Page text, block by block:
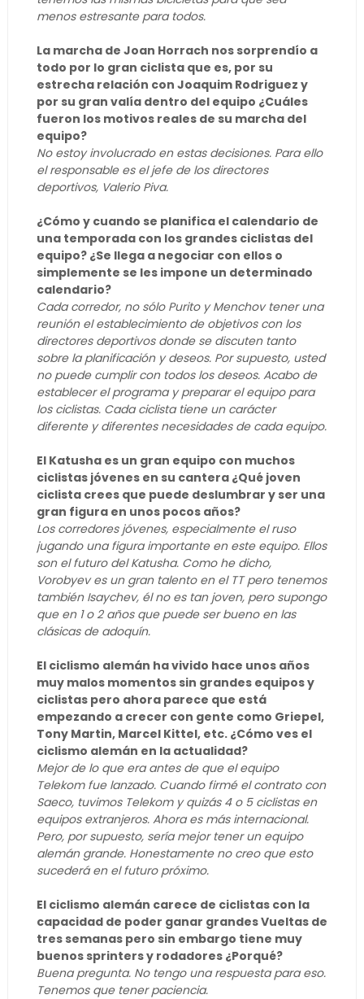
menos estresante para todos.
La marcha de Joan Horrach nos sorprendío a
todo por lo gran ciclista que es, por su
estrecha relación con Joaquim Rodriguez y
por su gran valía dentro del equipo ¿Cuáles
fueron los motivos reales de su marcha del
equipo?
No estoy involucrado en estas decisiones. Para ello
el responsable es el jefe de los directores
deportivos, Valerio Piva.
¿Cómo y cuando se planifica el calendario de
una temporada con los grandes ciclistas del
equipo? ¿Se llega a negociar con ellos o
simplemente se les impone un determinado
calendario?
Cada corredor, no sólo Purito y Menchov tener una
reunión el establecimiento de objetivos con los
directores deportivos donde se discuten tanto
sobre la planificación y deseos. Por supuesto, usted
no puede cumplir con todos los deseos. Acabo de
establecer el programa y preparar el equipo para
los ciclistas. Cada ciclista tiene un carácter
diferente y diferentes necesidades de cada equipo.
El Katusha es un gran equipo con muchos
ciclistas jóvenes en su cantera ¿Qué joven
ciclista crees que puede deslumbrar y ser una
gran figura en unos pocos años?
Los corredores jóvenes, especialmente el ruso
jugando una figura importante en este equipo. Ellos
son el futuro del Katusha. Como he dicho,
Vorobyev es un gran talento en el TT pero tenemos
también Isaychev, él no es tan joven, pero supongo
que en 1 o 2 años que puede ser bueno en las
clásicas de adoquín.
El ciclismo alemán ha vivido hace unos años
muy malos momentos sin grandes equipos y
ciclistas pero ahora parece que está
empezando a crecer con gente como Griepel,
Tony Martin, Marcel Kittel, etc. ¿Cómo ves el
ciclismo alemán en la actualidad?
Mejor de lo que era antes de que el equipo
Telekom fue lanzado. Cuando firmé el contrato con
Saeco, tuvimos Telekom y quizás 4 o 5 ciclistas en
equipos extranjeros. Ahora es más internacional.
Pero, por supuesto, sería mejor tener un equipo
alemán grande. Honestamente no creo que esto
sucederá en el futuro próximo.
El ciclismo alemán carece de ciclistas con la
capacidad de poder ganar grandes Vueltas de
tres semanas pero sin embargo tiene muy
buenos sprinters y rodadores ¿Porqué?
Buena pregunta. No tengo una respuesta para eso.
Tenemos que tener paciencia.